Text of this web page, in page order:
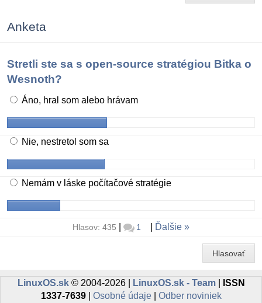
Anketa
Stretli ste sa s open-source stratégiou Bitka o
Wesnoth?
Áno, hral som alebo hrávam
Nie, nestretol som sa
Nemám v láske počítačové stratégie
Hlasov: 435 1 Ďalšie
Hlasovať
LinuxOS.sk© 2004-2026 | LinuxOS.sk - Team|
ISSN
1337-7639| Osobné údaje| Odber noviniek